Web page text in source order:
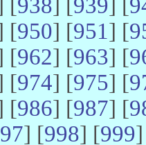
[938] [939] [
[950] [951] [
[962] [963] [
[974] [975] [
[986] [987] [
] [998] [999